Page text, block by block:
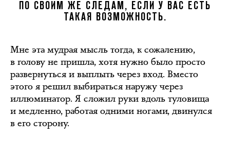
ПО СВОИМ ЖЕ СЛЕДАМ, ЕСЛИ У ВАС ЕСТЬ
ТАКАЯ ВОЗМОЖНОСТЬ.
Мне эта мудрая мысль тогда, к сожалению,
в голову не пришла, хотя нужно было просто
развернуться и выплыть через вход. Вместо
этого я решил выбираться наружу через
иллюминатор. Я сложил руки вдоль туловища
и медленно, работая одними ногами, двинулся
в его сторону.